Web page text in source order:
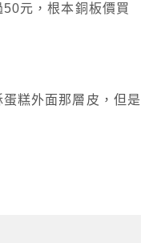
元，根本銅板價買
糕外面那層皮，但是